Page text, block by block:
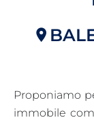
Proponiamo
immobile